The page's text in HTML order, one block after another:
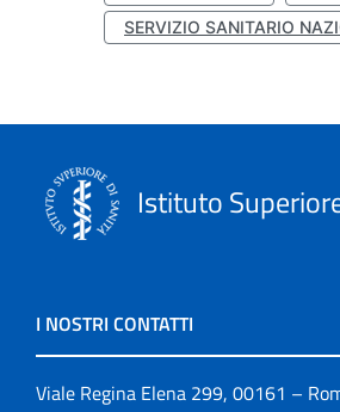
SERVIZIO SANITARIO
Istituto
I NOSTRI CONTATTI
Viale Regina Elena 299, 00161 –